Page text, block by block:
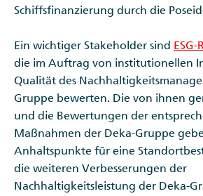
Schiffsfinanzierung durch die
Ein wichtiger Stakeholder sind
die im Auftrag von institutionellen
Qualität des
Gruppe bewerten. Die von ihnen
und die Bewertungen der
Maßnahmen der Deka-Gruppe
Anhaltspunkte für eine
die weiteren Verbesserungen der
Nachhaltigkeitsleistung der Deka-